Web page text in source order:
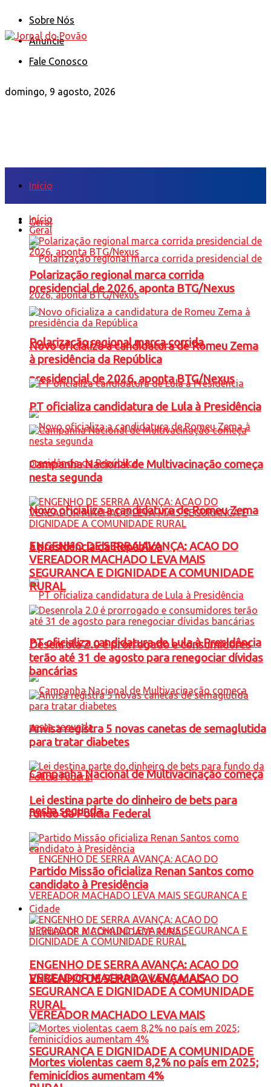
Sobre Nós
Anuncie
Fale Conosco
domingo, 9 agosto, 2026
Início
Geral
Polarização regional marca corrida
presidencial de 2026, aponta BTG/Nexus
Novo oficializa a candidatura de Romeu Zema
à presidência da República
PT oficializa candidatura de Lula à Presidência
Campanha Nacional de Multivacinação começa
nesta segunda
ENGENHO DE SERRA AVANÇA: ACAO DO
VEREADOR MACHADO LEVA MAIS
SEGURANCA E DIGNIDADE A COMUNIDADE
Início
Geral
Polarização regional marca corrida
presidencial de 2026, aponta BTG/Nexus
Novo oficializa a candidatura de Romeu Zema
à presidência da República
PT oficializa candidatura de Lula à Presidência
Campanha Nacional de Multivacinação começa
nesta segunda
ENGENHO DE SERRA AVANÇA: ACAO DO
VEREADOR MACHADO LEVA MAIS
SEGURANCA E DIGNIDADE A COMUNIDADE
RURAL
Desenrola 2.0 é prorrogado e consumidores
terão até 31 de agosto para renegociar dívidas
bancárias
Anvisa registra 5 novas canetas de semaglutida
para tratar diabetes
Lei destina parte do dinheiro de bets para
fundo da Polícia Federal
Partido Missão oficializa Renan Santos como
candidato à Presidência
Cidade
ENGENHO DE SERRA AVANÇA: ACAO DO
VEREADOR MACHADO LEVA MAIS
SEGURANCA E DIGNIDADE A COMUNIDADE
RURAL
Mortes violentas caem 8,2% no país em 2025;
feminicídios aumentam 4%